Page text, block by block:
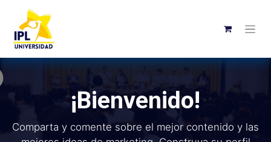
¡Bienvenido!
Comparta y comente sobre el mejor contenido y las